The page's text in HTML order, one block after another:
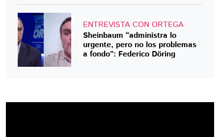
ENTREVISTA CON ORTEGA
Sheinbaum “administra lo
urgente, pero no los problemas
a fondo”: Federico Döring